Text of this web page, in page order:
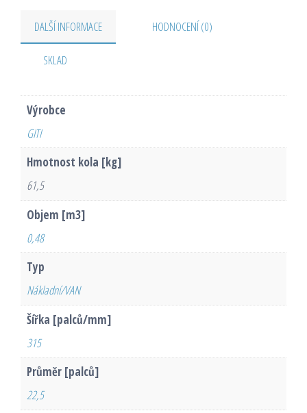
DALŠÍ INFORMACE HODNOCENÍ (0)
SKLAD
Výrobce
GITI
Hmotnost kola [kg]
61,5
Objem [m3]
0,48
Typ
Nákladní/VAN
Šířka [palců/mm]
315
Průměr [palců]
22,5